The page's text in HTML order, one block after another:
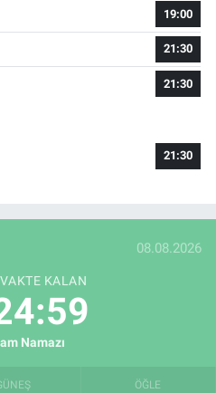
19:00
21:30
21:30
21:30
08.08.2026
KALAN
Namazı
ÖĞLE